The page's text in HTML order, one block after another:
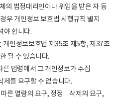
의 법정대리인이나 위임을 받은 자 등
우 개인정보 보호법 시행규칙 별지
야 합니다.
개인정보보호법 제35조 제5항, 제37조
될 수 있습니다.
법령에서 그 개인정보가 수집
제를 요구할 수 없습니다.
른 열람의 요구, 정정·삭제의 요구,